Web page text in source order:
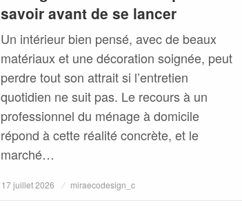
savoir avant de se lancer
Un intérieur bien pensé, avec de beaux
matériaux et une décoration soignée, peut
perdre tout son attrait si l’entretien
quotidien ne suit pas. Le recours à un
professionnel du ménage à domicile
répond à cette réalité concrète, et le
marché…
Posted
17 juillet 2026 miraecodesign_c